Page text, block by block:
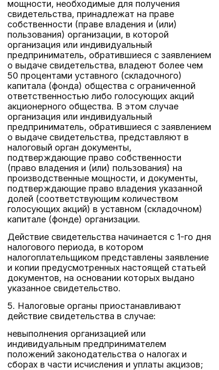
мощности, необходимые для получения
свидетельства, принадлежат на праве
собственности (праве владения и (или)
пользования) организации, в которой
организация или индивидуальный
предприниматель, обратившиеся с заявлением
о выдаче свидетельства, владеют более чем
50 процентами уставного (складочного)
капитала (фонда) общества с ограниченной
ответственностью либо голосующих акций
акционерного общества. В этом случае
организация или индивидуальный
предприниматель, обратившиеся с заявлением
о выдаче свидетельства, представляют в
налоговый орган документы,
подтверждающие право собственности
(право владения и (или) пользования) на
производственные мощности, и документы,
подтверждающие право владения указанной
долей (соответствующим количеством
голосующих акций) в уставном (складочном)
капитале (фонде) организации.
Действие свидетельства начинается с 1-го дня
налогового периода, в котором
налогоплательщиком представлены заявление
и копии предусмотренных настоящей статьей
документов, на основании которых выдано
указанное свидетельство.
5. Налоговые органы приостанавливают
действие свидетельства в случае:
невыполнения организацией или
индивидуальным предпринимателем
положений законодательства о налогах и
сборах в части исчисления и уплаты акцизов;